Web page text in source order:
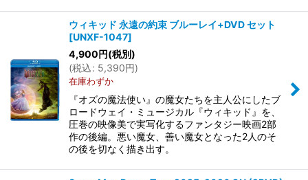
ウィキッド 永遠の約束 ブルーレイ+DVD セット
[UNXF-1047]
4,900円(税別)
(税込: 5,390円)
在庫わずか
『オズの魔法使い』の魔女たちを主人公にしたブ
ロードウェイ・ミュージカル『ウィキッド』を、
圧巻の映像美で実写化するファンタジー映画2部
作の後編。悪い魔女、善い魔女となった2人のそ
の後を切なく描き出す。